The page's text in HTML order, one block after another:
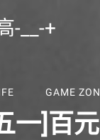
-__-+
GAME
一]百